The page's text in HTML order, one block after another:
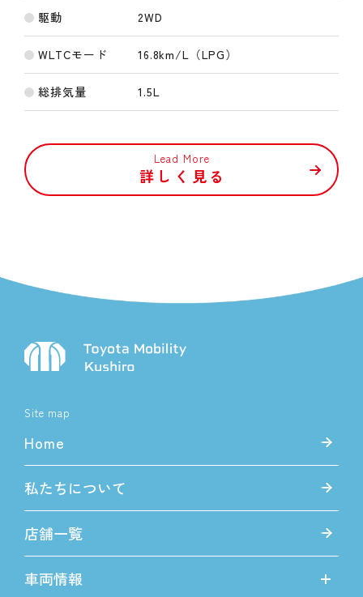
駆動 2WD
WLTCモード 16.8km/L（LPG）
総排気量 1.5L
Lead More
詳しく見る
Site map
Home
私たちについて
店舗一覧
車両情報